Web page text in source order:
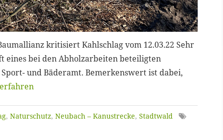
kritisiert Kahlschlag vom 12.03.22 Sehr
eines bei den Abholzarbeiten beteiligten
und Bäderamt. Bemerkenswert ist dabei,
, Naturschutz, Neubach – Kanustrecke, Stadtwald